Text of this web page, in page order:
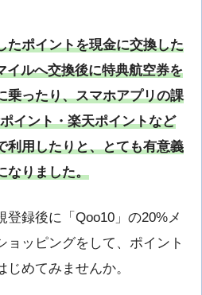
たポイントを現金に交換した
イルへ交換後に特典航空券を
乗ったり、スマホアプリの課
イント・楽天ポイントなど
利用したりと、とても有意義
なりました。
登録後に「Qoo10」の20%メ
ョッピングをして、ポイント
めてみませんか。